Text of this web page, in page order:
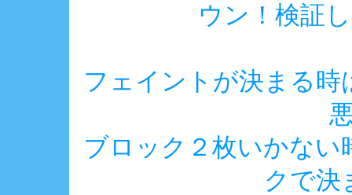
ウン！検証
フェイントが決まる
ブロック２枚いかな
クで決